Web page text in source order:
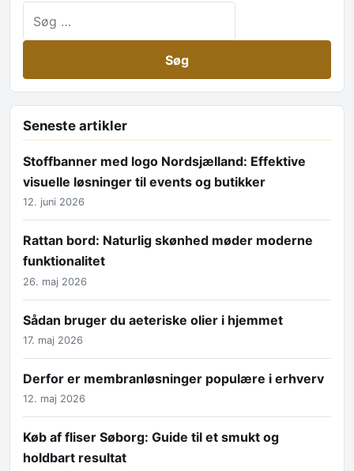
Seneste artikler
Stoffbanner med logo Nordsjælland: Effektive
visuelle løsninger til events og butikker
12. juni 2026
Rattan bord: Naturlig skønhed møder moderne
funktionalitet
26. maj 2026
Sådan bruger du aeteriske olier i hjemmet
17. maj 2026
Derfor er membranløsninger populære i erhverv
12. maj 2026
Køb af fliser Søborg: Guide til et smukt og
holdbart resultat